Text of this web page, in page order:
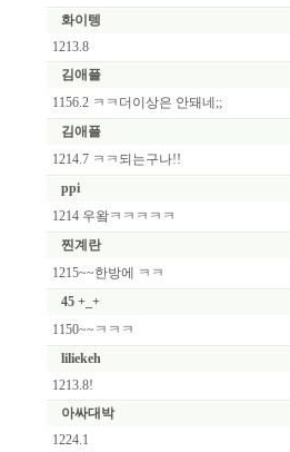
화이텡
1213.8
김애플
1156.2 ㅋㅋ더이상은 안돼네;;
김애플
1214.7 ㅋㅋ되는구나!!
ppi
1214 우왘ㅋㅋㅋㅋㅋ
찐계란
1215~~한방에 ㅋㅋ
45 +_+
1150~~ㅋㅋㅋ
liliekeh
1213.8!
아싸대박
1224.1